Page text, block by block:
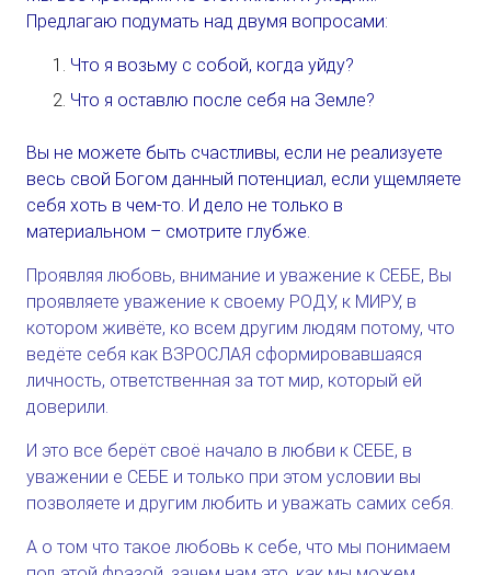
Предлагаю подумать над двумя вопросами:
Что я возьму с собой, когда уйду?
Что я оставлю после себя на Земле?
Вы не можете быть счастливы, если не реализуете
весь свой Богом данный потенциал, если ущемляете
себя хоть в чем-то. И дело не только в
материальном – смотрите глубже.
Проявляя любовь, внимание и уважение к СЕБЕ, Вы
проявляете уважение к своему РОДУ, к МИРУ, в
котором живёте, ко всем другим людям потому, что
ведёте себя как ВЗРОСЛАЯ сформировавшаяся
личность, ответственная за тот мир, который ей
доверили.
И это все берёт своё начало в любви к СЕБЕ, в
уважении е СЕБЕ и только при этом условии вы
позволяете и другим любить и уважать самих себя.
А о том что такое любовь к себе, что мы понимаем